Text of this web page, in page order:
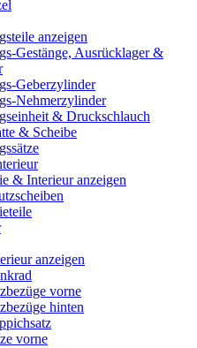
anzeigen
Gestänge, Ausrücklager &
Geberzylinder
Nehmerzylinder
& Druckschlauch
& Scheibe
& Interieur anzeigen
anzeigen
vorne
hinten
vorne